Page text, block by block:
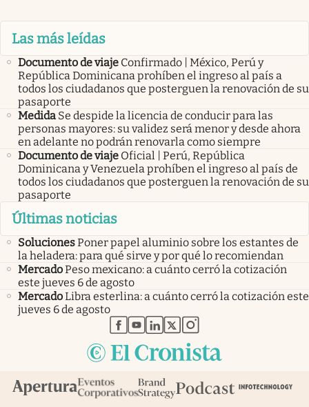
Las más leídas
Documento de viaje Confirmado | México, Perú y
República Dominicana prohíben el ingreso al país a
todos los ciudadanos que posterguen la renovación de su
pasaporte
Medida Se despide la licencia de conducir para las
personas mayores: su validez será menor y desde ahora
en adelante no podrán renovarla como siempre
Documento de viaje Oficial | Perú, República
Dominicana y Venezuela prohíben el ingreso al país de
todos los ciudadanos que posterguen la renovación de su
pasaporte
Últimas noticias
SolucionesPoner papel aluminio sobre los estantes de
la heladera: para qué sirve y por qué lo recomiendan
MercadoPeso mexicano: a cuánto cerró la cotización
este jueves 6 de agosto
MercadoLibra esterlina: a cuánto cerró la cotización este
jueves 6 de agosto
abre en nueva pestaña
abre en nueva pestaña
abre en nueva pestaña
abre en nueva pestaña
abre en nueva pestaña